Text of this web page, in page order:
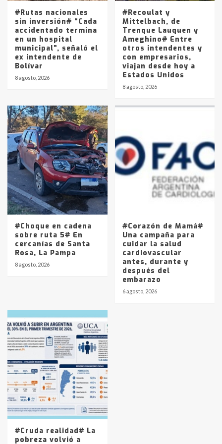
5
#Rutas nacionales
sin inversión# “Cada
accidentado termina
en un hospital
municipal”, señaló el
ex intendente de
Bolívar
8 agosto, 2026
#Recoulat y
Mittelbach, de
Trenque Lauquen y
Ameghino# Entre
otros intendentes y
con empresarios,
viajan desde hoy a
Estados Unidos
8 agosto, 2026
#Choque en cadena
sobre ruta 5# En
cercanías de Santa
Rosa, La Pampa
8 agosto, 2026
#Corazón de Mamá#
Una campaña para
cuidar la salud
cardiovascular
antes, durante y
después del
embarazo
6 agosto, 2026
#Cruda realidad# La
pobreza volvió a